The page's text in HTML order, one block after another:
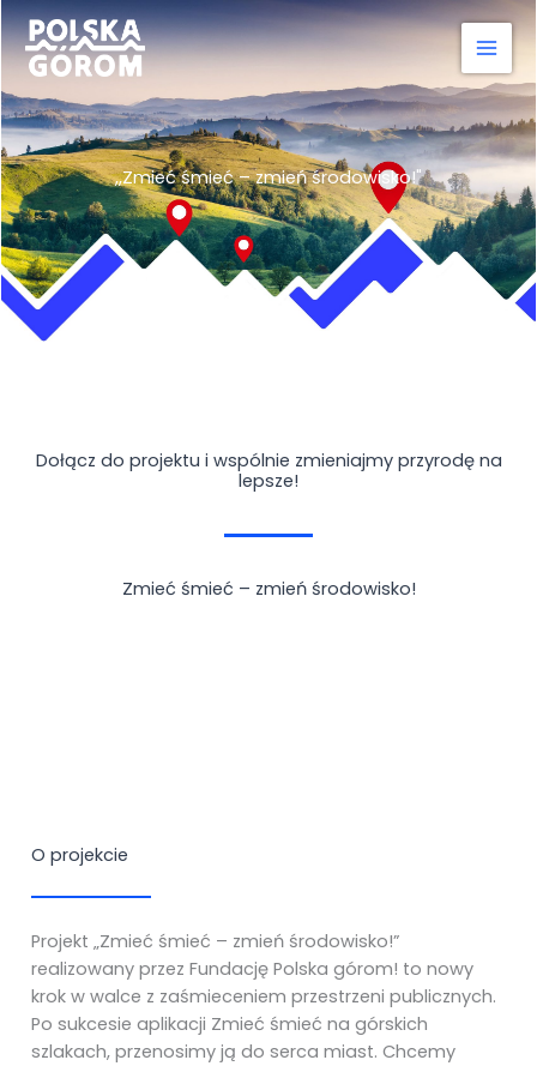
Przejdź
do
treści
,,Zmieć śmieć – zmień środowisko!"
Dołącz do projektu i wspólnie zmieniajmy przyrodę na
lepsze!
Zmieć śmieć – zmień środowisko!
O projekcie
Projekt „Zmieć śmieć – zmień środowisko!”
realizowany przez Fundację Polska górom! to nowy
krok w walce z zaśmieceniem przestrzeni publicznych.
Po sukcesie aplikacji Zmieć śmieć na górskich
szlakach, przenosimy ją do serca miast. Chcemy